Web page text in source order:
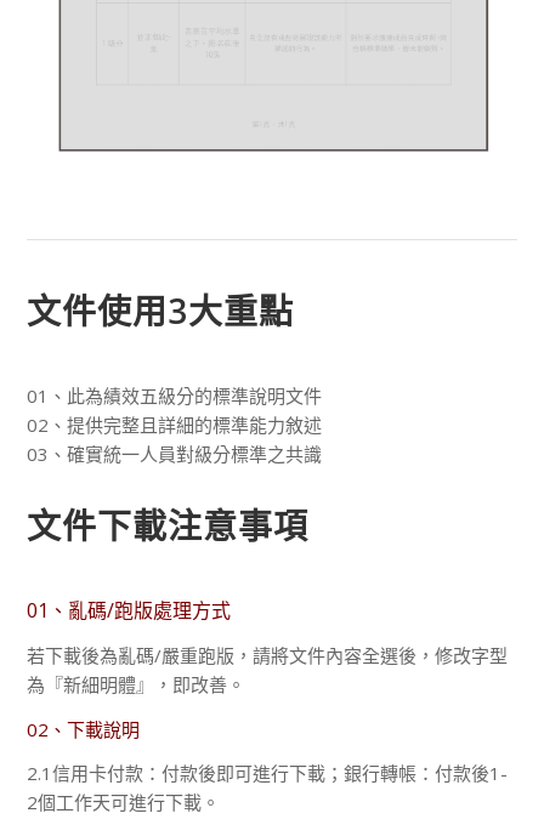
文件使用3大重點
01、此為績效五級分的標準說明文件
02、提供完整且詳細的標準能力敘述
03、確實統一人員對級分標準之共識
文件下載注意事項
01、亂碼/跑版處理方式
若下載後為亂碼/嚴重跑版，請將文件內容全選後，修改字型
為『新細明體』，即改善。
02、下載說明
2.1信用卡付款：付款後即可進行下載；銀行轉帳：付款後1-
2個工作天可進行下載。